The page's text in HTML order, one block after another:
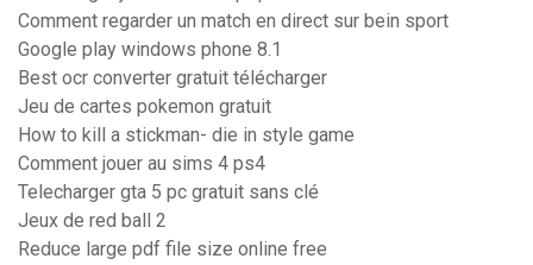
Comment regarder un match en direct sur bein sport
Google play windows phone 8.1
Best ocr converter gratuit télécharger
Jeu de cartes pokemon gratuit
How to kill a stickman- die in style game
Comment jouer au sims 4 ps4
Telecharger gta 5 pc gratuit sans clé
Jeux de red ball 2
Reduce large pdf file size online free